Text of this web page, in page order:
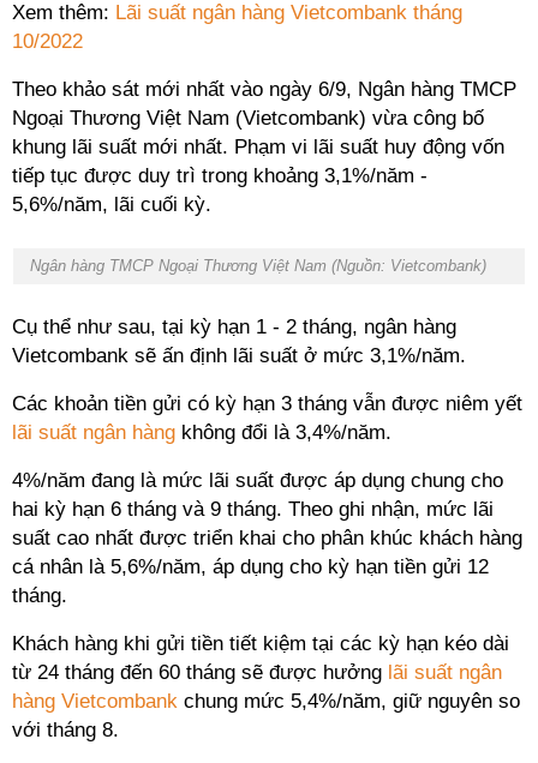
Xem thêm: Lãi suất ngân hàng Vietcombank tháng
10/2022
Theo khảo sát mới nhất vào ngày 6/9, Ngân hàng TMCP
Ngoại Thương Việt Nam (Vietcombank) vừa công bố
khung lãi suất mới nhất. Phạm vi lãi suất huy động vốn
tiếp tục được duy trì trong khoảng 3,1%/năm -
5,6%/năm, lãi cuối kỳ.
Ngân hàng TMCP Ngoại Thương Việt Nam (Nguồn: Vietcombank)
Cụ thể như sau, tại kỳ hạn 1 - 2 tháng, ngân hàng
Vietcombank sẽ ấn định lãi suất ở mức 3,1%/năm.
Các khoản tiền gửi có kỳ hạn 3 tháng vẫn được niêm yết
lãi suất ngân hàng không đổi là 3,4%/năm.
4%/năm đang là mức lãi suất được áp dụng chung cho
hai kỳ hạn 6 tháng và 9 tháng. Theo ghi nhận, mức lãi
suất cao nhất được triển khai cho phân khúc khách hàng
cá nhân là 5,6%/năm, áp dụng cho kỳ hạn tiền gửi 12
tháng.
Khách hàng khi gửi tiền tiết kiệm tại các kỳ hạn kéo dài
từ 24 tháng đến 60 tháng sẽ được hưởng lãi suất ngân
hàng Vietcombank chung mức 5,4%/năm, giữ nguyên so
với tháng 8.